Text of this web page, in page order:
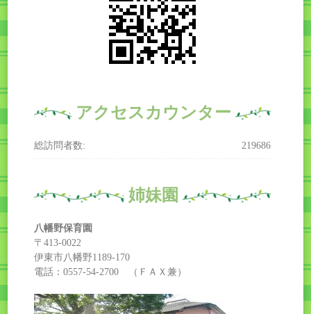
アクセスカウンター
219686
総訪問者数:
姉妹園
八幡野保育園
〒413-0022
伊東市八幡野1189-170
電話：0557-54-2700 （ＦＡＸ兼）